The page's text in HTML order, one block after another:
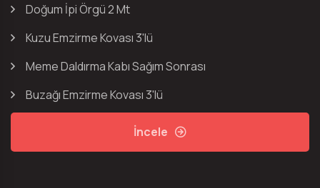
Doğum İpi Örgü 2 Mt
Kuzu Emzirme Kovası 3'lü
Meme Daldırma Kabı Sağım Sonrası
Buzağı Emzirme Kovası 3'lü
İncele